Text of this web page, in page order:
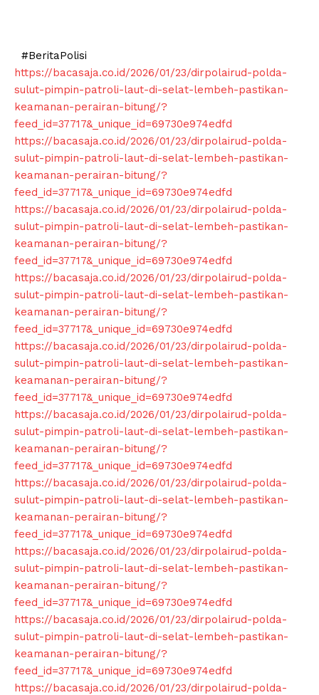
#BeritaPolisi
https://bacasaja.co.id/2026/01/23/dirpolairud-polda-
sulut-pimpin-patroli-laut-di-selat-lembeh-pastikan-
keamanan-perairan-bitung/?
feed_id=37717&_unique_id=69730e974edfd
https://bacasaja.co.id/2026/01/23/dirpolairud-polda-
sulut-pimpin-patroli-laut-di-selat-lembeh-pastikan-
keamanan-perairan-bitung/?
feed_id=37717&_unique_id=69730e974edfd
https://bacasaja.co.id/2026/01/23/dirpolairud-polda-
sulut-pimpin-patroli-laut-di-selat-lembeh-pastikan-
keamanan-perairan-bitung/?
feed_id=37717&_unique_id=69730e974edfd
https://bacasaja.co.id/2026/01/23/dirpolairud-polda-
sulut-pimpin-patroli-laut-di-selat-lembeh-pastikan-
keamanan-perairan-bitung/?
feed_id=37717&_unique_id=69730e974edfd
https://bacasaja.co.id/2026/01/23/dirpolairud-polda-
sulut-pimpin-patroli-laut-di-selat-lembeh-pastikan-
keamanan-perairan-bitung/?
feed_id=37717&_unique_id=69730e974edfd
https://bacasaja.co.id/2026/01/23/dirpolairud-polda-
sulut-pimpin-patroli-laut-di-selat-lembeh-pastikan-
keamanan-perairan-bitung/?
feed_id=37717&_unique_id=69730e974edfd
https://bacasaja.co.id/2026/01/23/dirpolairud-polda-
sulut-pimpin-patroli-laut-di-selat-lembeh-pastikan-
keamanan-perairan-bitung/?
feed_id=37717&_unique_id=69730e974edfd
https://bacasaja.co.id/2026/01/23/dirpolairud-polda-
sulut-pimpin-patroli-laut-di-selat-lembeh-pastikan-
keamanan-perairan-bitung/?
feed_id=37717&_unique_id=69730e974edfd
https://bacasaja.co.id/2026/01/23/dirpolairud-polda-
sulut-pimpin-patroli-laut-di-selat-lembeh-pastikan-
keamanan-perairan-bitung/?
feed_id=37717&_unique_id=69730e974edfd
https://bacasaja.co.id/2026/01/23/dirpolairud-polda-